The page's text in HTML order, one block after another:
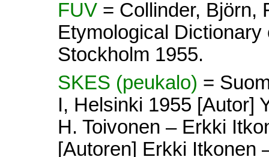
FUV = Collinder, Björn,
Etymological
Stockholm 1955.
SKES (peukalo) =
I, Helsinki 1955 [Autor]
H. Toivonen – Erkki
[Autoren] Erkki Itkonen